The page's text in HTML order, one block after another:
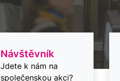
Návštěvník
Jdete k nám na
společenskou akci?